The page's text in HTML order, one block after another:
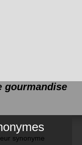
gourmandise
synonyme